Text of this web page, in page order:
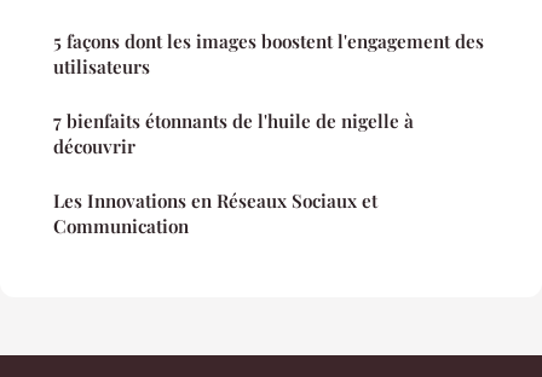
5 façons dont les images boostent l'engagement des
utilisateurs
7 bienfaits étonnants de l'huile de nigelle à
découvrir
Les Innovations en Réseaux Sociaux et
Communication